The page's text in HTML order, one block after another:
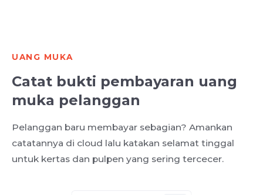
UANG MUKA
Catat bukti pembayaran uang
muka pelanggan
Pelanggan baru membayar sebagian? Amankan
catatannya di cloud lalu katakan selamat tinggal
untuk kertas dan pulpen yang sering tercecer.